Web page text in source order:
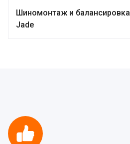
Шиномонтаж и
Jade